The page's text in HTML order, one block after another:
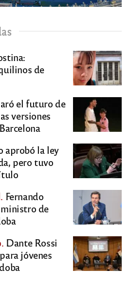
de
el futuro de
versiones
aprobó la ley
pero tuvo
Fernando
de
Dante Rossi
jóvenes